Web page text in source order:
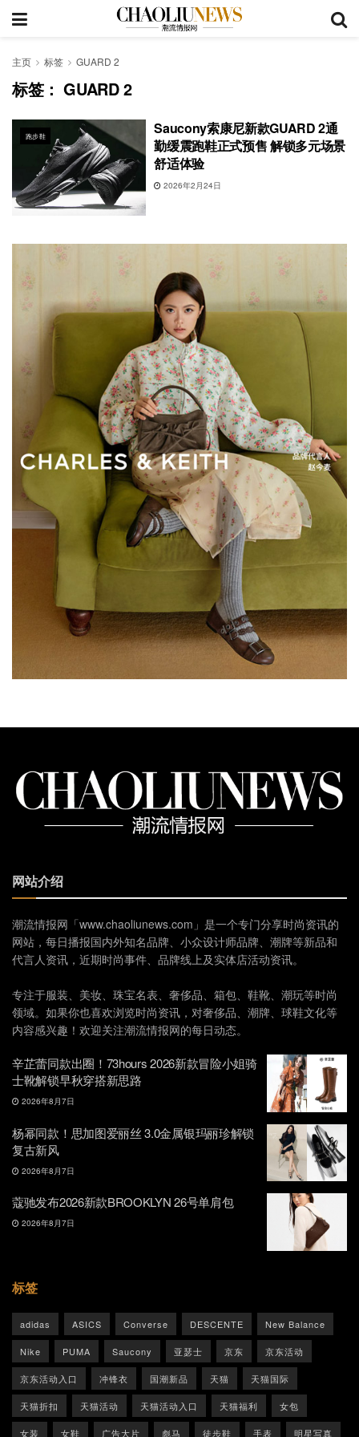
主页 标签 GUARD 2
标签：GUARD 2
跑步鞋
Saucony索康尼新款GUARD 2通
勤缓震跑鞋正式预售 解锁多元场景
舒适体验
2026年2月24日
网站介绍
潮流情报网「www.chaoliunews.com」是一个专门分享时尚资讯的
网站，每日播报国内外知名品牌、小众设计师品牌、潮牌等新品和
代言人资讯，近期时尚事件、品牌线上及实体店活动资讯。
专注于服装、美妆、珠宝名表、奢侈品、箱包、鞋靴、潮玩等时尚
领域。如果你也喜欢浏览时尚资讯，对奢侈品、潮牌、球鞋文化等
内容感兴趣！欢迎关注潮流情报网的每日动态。
辛芷蕾同款出圈！73hours 2026新款冒险小姐骑
士靴解锁早秋穿搭新思路
2026年8月7日
杨幂同款！思加图爱丽丝 3.0金属银玛丽珍解锁
复古新风
2026年8月7日
蔻驰发布2026新款BROOKLYN 26号单肩包
2026年8月7日
标签
adidas ASICS Converse DESCENTE New Balance
Nike PUMA Saucony 亚瑟士 京东 京东活动
京东活动入口 冲锋衣 国潮新品 天猫 天猫国际
天猫折扣 天猫活动 天猫活动入口 天猫福利 女包
女装 女鞋 广告大片 彪马 徒步鞋 手表 明星写真